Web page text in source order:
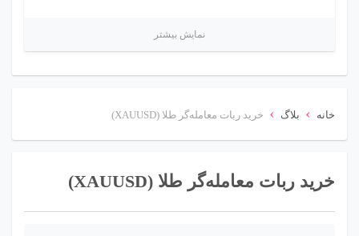
نمایش بیشتر
خانه › بلاگ › خرید ربات معامله‌گر طلا (XAUUSD)
خرید ربات معامله‌گر طلا (XAUUSD)